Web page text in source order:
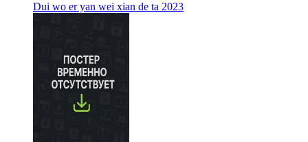
Dui wo er yan wei xian de ta 2023